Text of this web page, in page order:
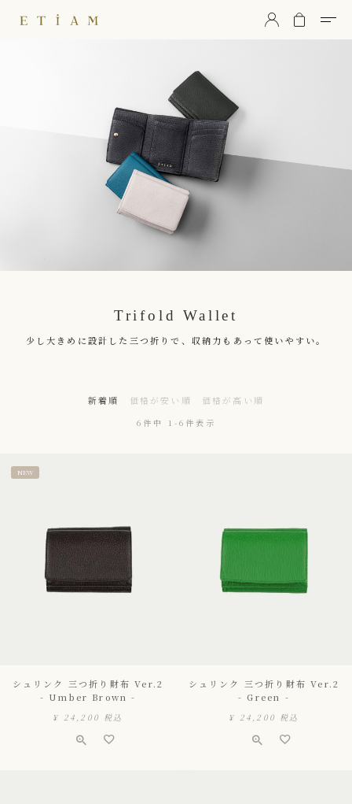
Trifold Wallet
少し大きめに設計した三つ折りで、収納力もあって使いやすい。
新着順 価格が安い順 価格が高い順
6 件中 1 - 6 件表示
NEW
シュリンク 三つ折り財布 Ver.2
- Umber Brown -
¥ 24,200 税込
シュリンク 三つ折り財布 Ver.2
- Green -
¥ 24,200 税込